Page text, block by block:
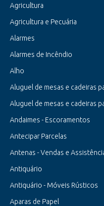
Agricultura
Agricultura e Pecuária
Alarmes
Alarmes de Incêndio
Alho
Aluguel de mesas e cadeiras
Aluguel de mesas e cadeiras
Andaimes - Escoramentos
Antecipar Parcelas
Antenas - Vendas e
Antiquário
Antiquário - Móveis Rústicos
Aparas de Papel